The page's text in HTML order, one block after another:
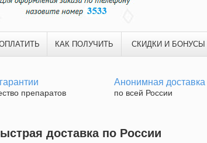
КАК ПОЛУЧИТЬ СКИДКИ И БОНУСЫ
препаратов
Анонимная доставка
по всей России
доставка по России